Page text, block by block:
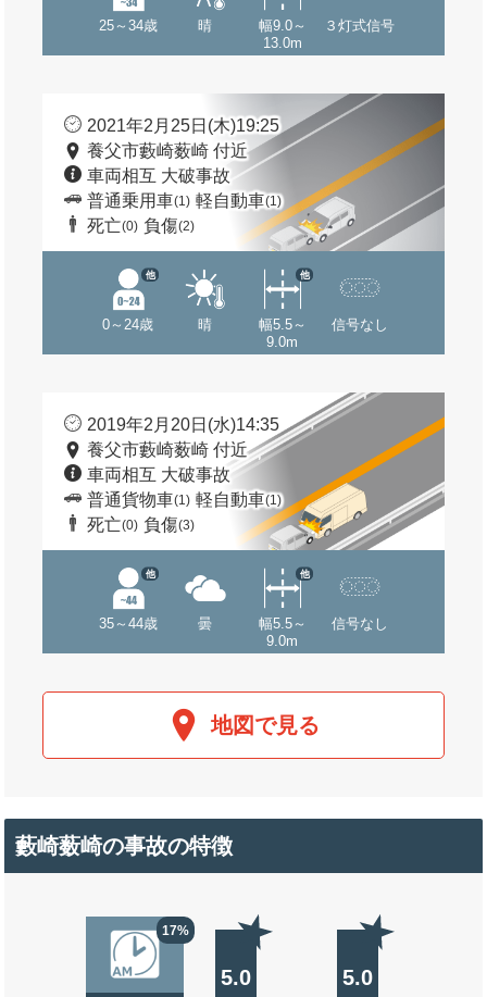
25～34歳 晴
幅9.0～
13.0m
３灯式信号
2021年2月25日(木)19:25
養父市藪崎薮崎 付近
車両相互 大破事故
普通乗用車(1) 軽自動車(1)
死亡(0) 負傷(2)
0～24歳
他
晴
幅5.5～
9.0m
他
信号なし
2019年2月20日(水)14:35
養父市藪崎薮崎 付近
車両相互 大破事故
普通貨物車(1) 軽自動車(1)
死亡(0) 負傷(3)
35～44歳
他
曇
幅5.5～
9.0m
他
信号なし
地図で見る
藪崎薮崎の事故の特徴
17%
5.0 5.0